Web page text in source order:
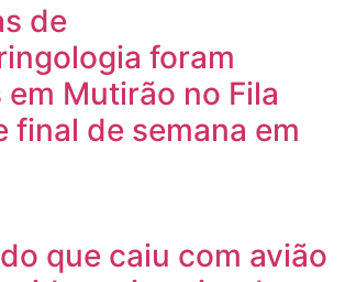
de
foram
em Mutirão no Fila
final de semana em
que caiu com avião